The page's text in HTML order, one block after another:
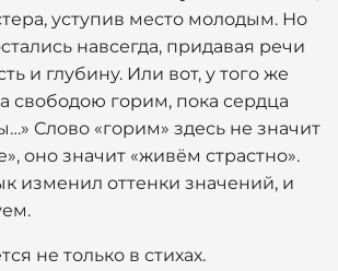
уступив место молодым. Но
навсегда, придавая речи
и глубину. Или вот, у того же
свободою горим, пока сердца
Слово «горим» здесь не значит
оно значит «живём страстно».
изменил оттенки значений, и
не только в стихах.